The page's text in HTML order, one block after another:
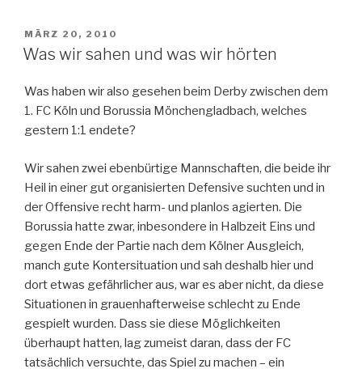
VERÖFFENTLICHT
AM
MÄRZ 20, 2010
Was wir sahen und was wir hörten
Was haben wir also gesehen beim Derby zwischen dem
1. FC Köln und Borussia Mönchengladbach, welches
gestern 1:1 endete?
Wir sahen zwei ebenbürtige Mannschaften, die beide ihr
Heil in einer gut organisierten Defensive suchten und in
der Offensive recht harm- und planlos agierten. Die
Borussia hatte zwar, inbesondere in Halbzeit Eins und
gegen Ende der Partie nach dem Kölner Ausgleich,
manch gute Kontersituation und sah deshalb hier und
dort etwas gefährlicher aus, war es aber nicht, da diese
Situationen in grauenhafterweise schlecht zu Ende
gespielt wurden. Dass sie diese Möglichkeiten
überhaupt hatten, lag zumeist daran, dass der FC
tatsächlich versuchte, das Spiel zu machen – ein